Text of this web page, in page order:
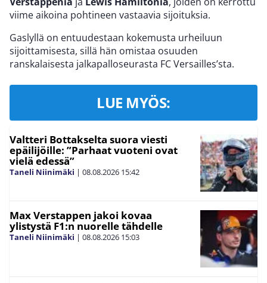
viime aikoina pohtineen vastaavia sijoituksia.
Gaslyllä on entuudestaan kokemusta urheiluun
sijoittamisesta, sillä hän omistaa osuuden
ranskalaisesta jalkapalloseurasta FC Versailles’sta.
LUE MYÖS:
Valtteri Bottakselta suora viesti
epäilijöille: ”Parhaat vuoteni ovat
vielä edessä”
Taneli Niinimäki | 08.08.2026 15:42
Max Verstappen jakoi kovaa
ylistystä F1:n nuorelle tähdelle
Taneli Niinimäki | 08.08.2026 15:03